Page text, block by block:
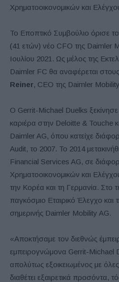
Χρηματοοικονομικών και
Το Εποπτικό Συμβούλιο όρισε
(41 ετών) νέο CFO της Daimler
Ιουλίου 2021. Ως μέλος της
Daimler FC θα αναφέρεται
Reiner, CEO της Daimler
Ο Gerrit-Michael Duelks ξεκίνησε
καριέρα στην Deloitte & Touche
Daimler AG, όπου κατείχε
Audit, το 2007. Το 2014
Financial Services AG, σε
Χρηματοοικονομικών και
την Κορέα και τη Γερμανία. Στο
παγκόσμιο Εταιρικό Έλεγχο και
σημερινής Daimler Mobility AG.
«Αποκτήσαμε τον διεθνώς
εμπειρογνώμονα Gerrit-Michael
απολύτως εξοικειωμένος με όλες
διαθέτει εξαιρετικά προσόντα,